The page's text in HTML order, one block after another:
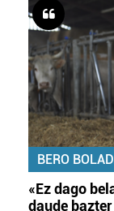
BERO
«Ez dago
daude